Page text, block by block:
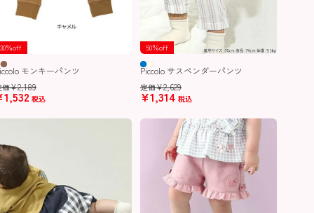
30％off
モンキーパンツ
価¥2,189
1,532 税込
50％off
Piccolo サスペンダーパンツ
定価¥2,629
¥1,314 税込